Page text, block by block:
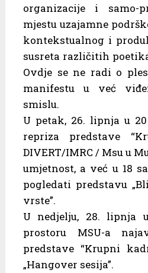
organizacije i samo-
mjestu uzajamne
kontekstualnog i
susreta različitih
Ovdje se ne radi o
manifestu u već
smislu.
U petak, 26. lipnja u
repriza predstave
DIVERT/IMRC / Msu u
umjetnost, a već u 18
pogledati predstavu
vrste”.
U nedjelju, 28. lipnja
prostoru MSU-a
predstave “Krupni
„Hangover sesija”.